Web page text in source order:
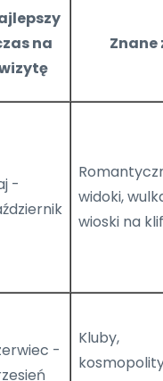
na
Znane
-
widoki,
wioski na
-
Kluby,